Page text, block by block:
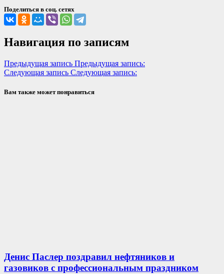
Поделиться в соц. сетях
Навигация по записям
Предыдущая запись Предыдущая запись:
Следующая запись Следующая запись:
Вам также может понравиться
Денис Паслер поздравил нефтяников и
газовиков с профессиональным праздником